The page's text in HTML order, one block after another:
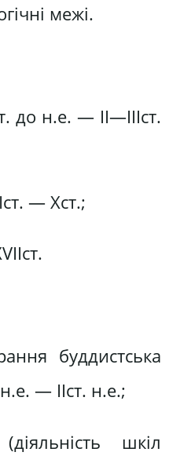
межі.
до н.е. — II—IIIст.
— Xст.;
буддистська
— IIст. н.е.;
шкіл